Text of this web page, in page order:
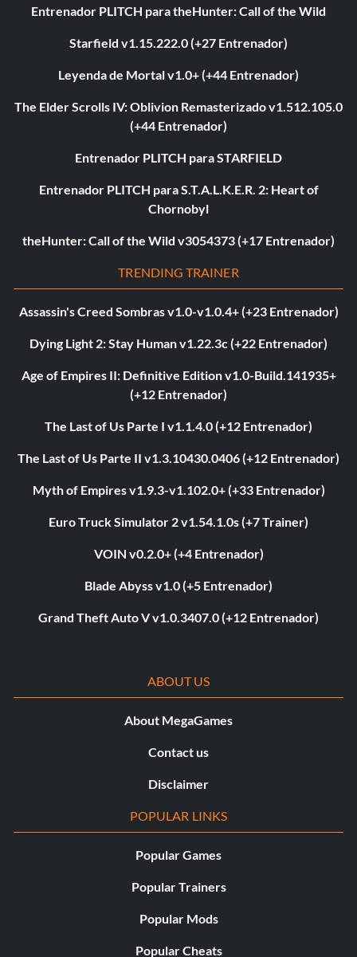
Entrenador PLITCH para theHunter: Call of the Wild
Starfield v1.15.222.0 (+27 Entrenador)
Leyenda de Mortal v1.0+ (+44 Entrenador)
The Elder Scrolls IV: Oblivion Remasterizado v1.512.105.0
(+44 Entrenador)
Entrenador PLITCH para STARFIELD
Entrenador PLITCH para S.T.A.L.K.E.R. 2: Heart of
Chornobyl
theHunter: Call of the Wild v3054373 (+17 Entrenador)
TRENDING TRAINER
Assassin's Creed Sombras v1.0-v1.0.4+ (+23 Entrenador)
Dying Light 2: Stay Human v1.22.3c (+22 Entrenador)
Age of Empires II: Definitive Edition v1.0-Build.141935+
(+12 Entrenador)
The Last of Us Parte I v1.1.4.0 (+12 Entrenador)
The Last of Us Parte II v1.3.10430.0406 (+12 Entrenador)
Myth of Empires v1.9.3-v1.102.0+ (+33 Entrenador)
Euro Truck Simulator 2 v1.54.1.0s (+7 Trainer)
VOIN v0.2.0+ (+4 Entrenador)
Blade Abyss v1.0 (+5 Entrenador)
Grand Theft Auto V v1.0.3407.0 (+12 Entrenador)
ABOUT US
About MegaGames
Contact us
Disclaimer
POPULAR LINKS
Popular Games
Popular Trainers
Popular Mods
Popular Cheats